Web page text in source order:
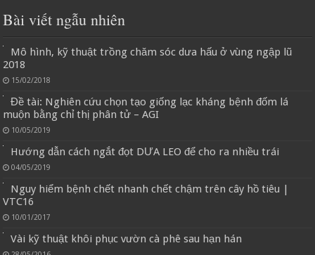
Bài viết ngẫu nhiên
Mô hình, kỹ thuật trồng chăm sóc dưa hấu ở vùng ngập lũ
2018
15/02/2018
Đề tài: Nghiên cứu chọn tạo giống lạc kháng bệnh đốm lá
muộn bằng chỉ thị phân tử – AGI
10/05/2019
Hướng dẫn cách ngắt đọt DƯA LEO để cho ra nhiều trái
04/05/2019
Nguy hiểm bệnh chết nhanh chết chậm trên cây hồ tiêu |
VTC16
10/01/2017
Vài kỹ thuật khôi phục vườn cà phê sau hạn hán